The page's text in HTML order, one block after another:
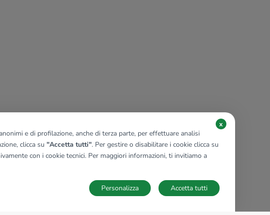
e di profilazione, anche di terza parte, per effettuare analisi
clicca su "Accetta tutti". Per gestire o disabilitare i cookie clicca su
con i cookie tecnici. Per maggiori informazioni, ti invitiamo a
x
Accetta tutti
Personalizza